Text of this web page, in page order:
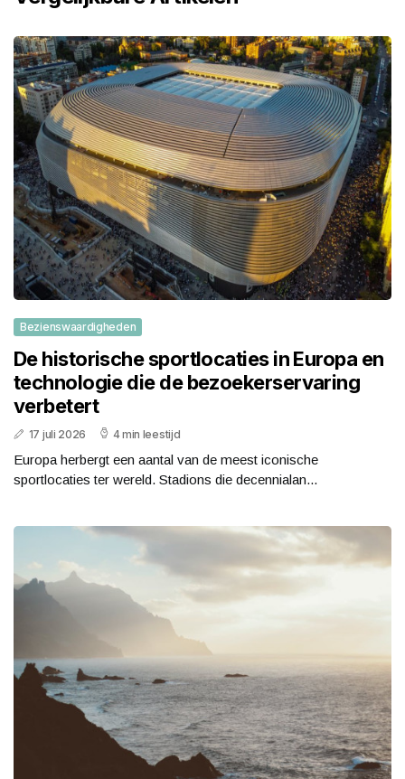
Bezienswaardigheden
De historische sportlocaties in Europa en
technologie die de bezoekerservaring
verbetert
17 juli 2026 4 min leestijd
Europa herbergt een aantal van de meest iconische
sportlocaties ter wereld. Stadions die decennialan...